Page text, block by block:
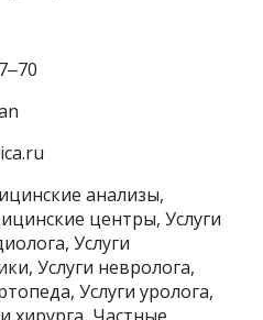
анализы,
центры, Услуги
Услуги
Услуги невролога,
Услуги уролога,